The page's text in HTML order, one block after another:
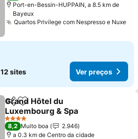
Port-en-Bessin-HUPPAIN, a 8.5 km de
Bayeux
Quartos Privilege com Nespresso e Nuxe
12 sites Ver preços
PartilharAdicionar aos favoritos
Grand Hôtel du
Luxembourg & Spa
Ver preços
4 Estrelas
8,2 Muito boa
2.946
a 0.3 km de Centro da cidade